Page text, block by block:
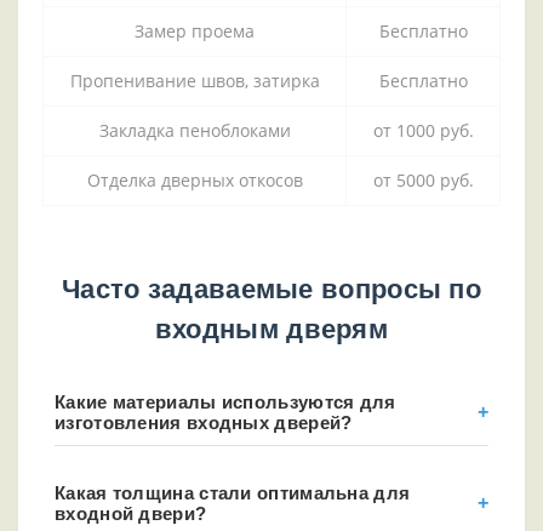
Замер проема Бесплатно
Пропенивание швов, затирка Бесплатно
Закладка пеноблоками от 1000 руб.
Отделка дверных откосов от 5000 руб.
Часто задаваемые вопросы по
входным дверям
Какие материалы используются для
изготовления входных дверей?
Какая толщина стали оптимальна для
входной двери?